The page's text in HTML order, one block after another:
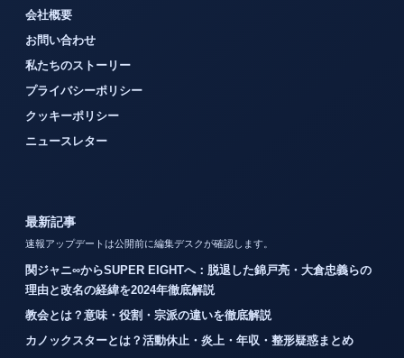
会社概要
お問い合わせ
私たちのストーリー
プライバシーポリシー
クッキーポリシー
ニュースレター
最新記事
速報アップデートは公開前に編集デスクが確認します。
関ジャニ∞からSUPER EIGHTへ：脱退した錦戸亮・大倉忠義らの
理由と改名の経緯を2024年徹底解説
教会とは？意味・役割・宗派の違いを徹底解説
カノックスターとは？活動休止・炎上・年収・整形疑惑まとめ